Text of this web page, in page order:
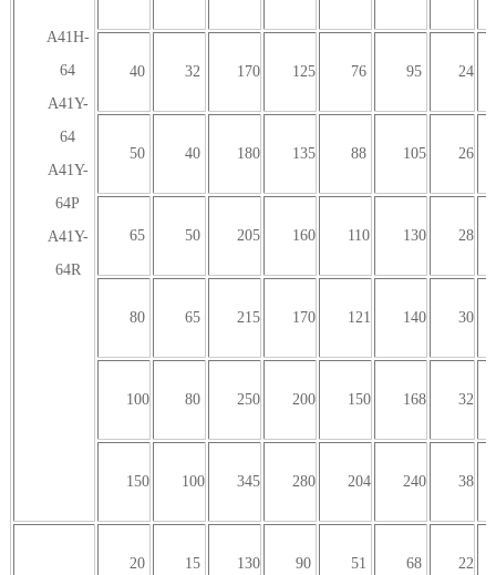
A41H-
64
A41Y-
64
A41Y-
64P
A41Y-
64R
40 32 170 125 76 95 24
50 40 180 135 88 105 26
65 50 205 160 110 130 28
80 65 215 170 121 140 30
100 80 250 200 150 168 32
150 100 345 280 204 240 38
20 15 130 90 51 68 22